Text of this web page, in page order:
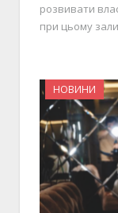
розвивати
при цьому
НОВИНИ